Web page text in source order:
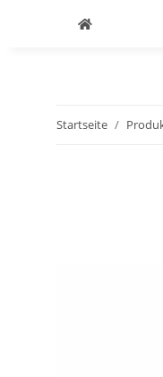
Startseite